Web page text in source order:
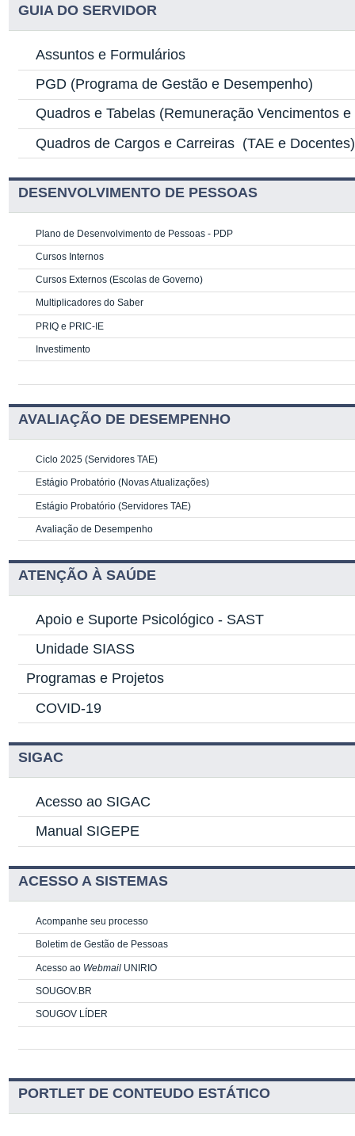
GUIA DO SERVIDOR
Assuntos e Formulários
PGD (Programa de Gestão e Desempenho)
Quadros e Tabelas (Remuneração Vencimentos
Quadros de Cargos e Carreiras (TAE e Docentes)
DESENVOLVIMENTO DE PESSOAS
Plano de Desenvolvimento de Pessoas - PDP
Cursos Internos
Cursos Externos (Escolas de Governo)
Multiplicadores do Saber
PRIQ e PRIC-IE
Investimento
AVALIAÇÃO DE DESEMPENHO
Ciclo 2025 (Servidores TAE)
Estágio Probatório (Novas Atualizações)
Estágio Probatório (Servidores TAE)
Avaliação de Desempenho
ATENÇÃO À SAÚDE
Apoio e Suporte Psicológico - SAST
Unidade SIASS
Programas e Projetos
COVID-19
SIGAC
Acesso ao SIGAC
Manual SIGEPE
ACESSO A SISTEMAS
Acompanhe seu processo
Boletim de Gestão de Pessoas
Acesso ao Webmail UNIRIO
SOUGOV.BR
SOUGOV LÍDER
PORTLET DE CONTEUDO ESTÁTICO